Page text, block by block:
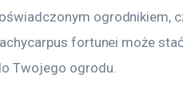
ogrodnikiem,
fortunei może
Twojego ogrodu.